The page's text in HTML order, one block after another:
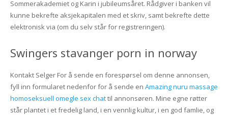
Sommerakademiet og Karin i jubileumsåret. Rådgiver i banken vil
kunne bekrefte aksjekapitalen med et skriv, samt bekrefte dette
elektronisk via (om du selv står for registreringen).
Swingers stavanger porn in norway
Kontakt Selger For å sende en forespørsel om denne annonsen,
fyll inn formularet nedenfor for å sende en Amazing nuru massage
homoseksuell omegle sex chattil annonsøren. Mine egne røtter
står plantet i et fredelig land, i en vennlig kultur, i en god famlie, og